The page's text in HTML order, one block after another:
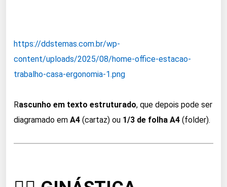
https://ddstemas.com.br/wp-
content/uploads/2025/08/home-office-estacao-
trabalho-casa-ergonomia-1.png
Rascunho em texto estruturado, que depois pode ser
diagramado em A4 (cartaz) ou 1/3 de folha A4 (folder).